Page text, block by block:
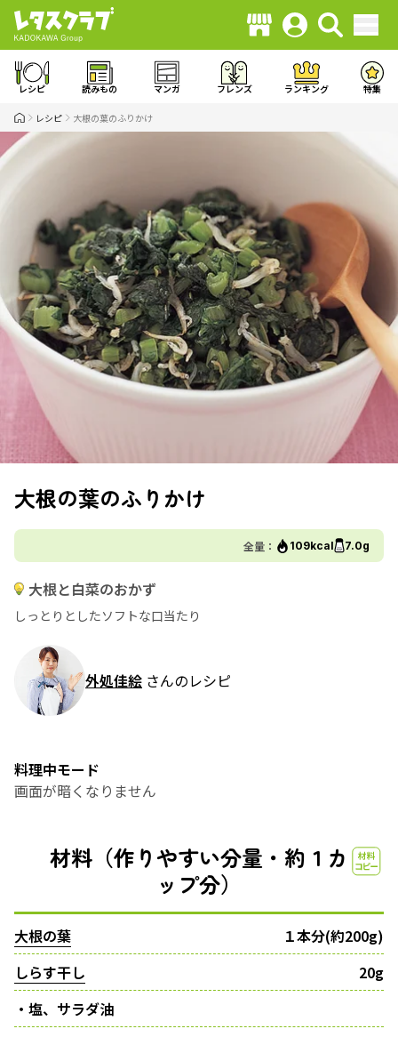
レシピ 読みもの マンガ フレンズ ランキング 特集
レシピ 大根の葉のふりかけ
大根の葉のふりかけ
全量： 109kcal 7.0g
大根と白菜のおかず
しっとりとしたソフトな口当たり
外処佳絵 さんのレシピ
料理中モード
画面が暗くなりません
材料（作りやすい分量・約１カ
ップ分）
大根の葉
１本分(約200g)
しらす干し
20g
・塩、サラダ油